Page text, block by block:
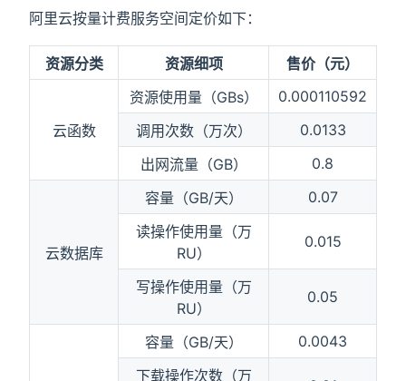
阿里云按量计费服务空间定价如下：
资源分类 资源细项 售价（元）
云函数
资源使用量（GBs）
0.000110592
调用次数（万次）
0.0133
出网流量（GB）
0.8
云数据库
容量（GB/天）
0.07
读操作使用量（万
RU）
0.015
写操作使用量（万
RU）
0.05
容量（GB/天）
0.0043
下载操作次数（万